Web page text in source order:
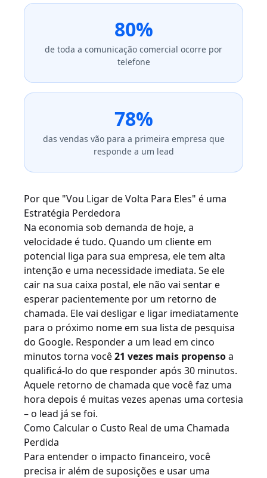
80%
de toda a comunicação comercial ocorre por
telefone
78%
das vendas vão para a primeira empresa que
responde a um lead
Por que "Vou Ligar de Volta Para Eles" é uma
Estratégia Perdedora
Na economia sob demanda de hoje, a
velocidade é tudo. Quando um cliente em
potencial liga para sua empresa, ele tem alta
intenção e uma necessidade imediata. Se ele
cair na sua caixa postal, ele não vai sentar e
esperar pacientemente por um retorno de
chamada. Ele vai desligar e ligar imediatamente
para o próximo nome em sua lista de pesquisa
do Google. Responder a um lead em cinco
minutos torna você21 vezes mais propensoa
qualificá-lo do que responder após 30 minutos.
Aquele retorno de chamada que você faz uma
hora depois é muitas vezes apenas uma cortesia
– o lead já se foi.
Como Calcular o Custo Real de uma Chamada
Perdida
Para entender o impacto financeiro, você
precisa ir além de suposições e usar uma